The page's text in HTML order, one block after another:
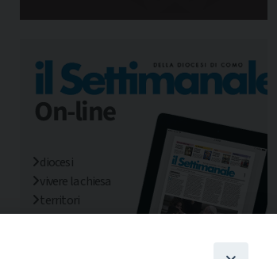
diocesi
vivere la chiesa
territori
mondo/missioni